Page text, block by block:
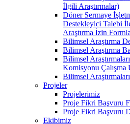
İlgili Araştırmalar)
Döner Sermaye
Destekleyici Talebi
Araştırma İzin
Bilimsel Araştırma
Bilimsel Araştırma
Bilimsel
Komisyonu Çalışma
Bilimsel
Projeler
Projelerimiz
Proje Fikri Başvuru
Proje Fikri Başvuru
Ekibimiz